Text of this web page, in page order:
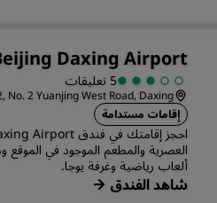
Daxing Airport
5 تعليقات
No. 2 Yuanjing West Road, Daxing
District
إقامات مستدامة
العصرية والمطعم الموجود في الموقع
ألعاب رياضية وغرفة يوجا.
شاهد الفندق